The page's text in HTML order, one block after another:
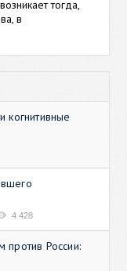
тогда,
в
когнитивные
4 428
против России: